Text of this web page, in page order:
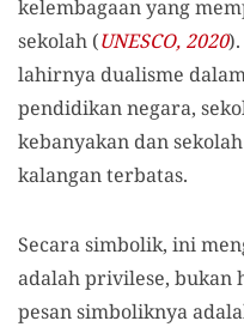
kelembagaan yang
sekolah (UNESCO, 2020
lahirnya dualisme
pendidikan negara,
kebanyakan dan
kalangan terbatas.
Secara simbolik, ini
adalah privilese, bukan
pesan simboliknya